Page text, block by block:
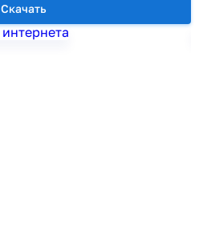
Скачать